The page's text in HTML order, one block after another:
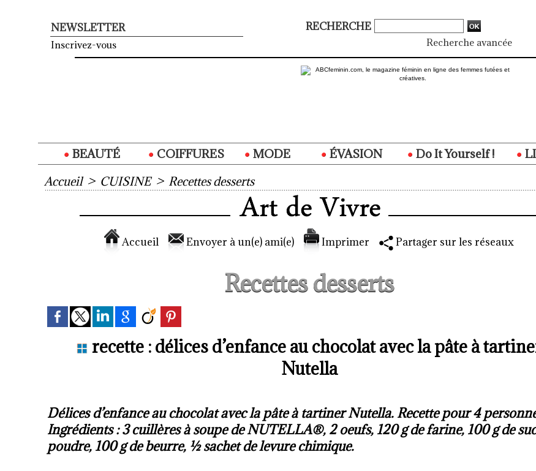
NEWSLETTER
Inscrivez-vous
RECHERCHE
Recherche avancée
BEAUTÉ COIFFURES MODE ÉVASION Do It Yourself !
Accueil > CUISINE > Recettes desserts
Accueil Envoyer à un(e) ami(e) Imprimer Partager sur les réseaux
Recettes desserts
recette : délices d’enfance au chocolat avec la pâte à
Nutella
Délices d’enfance au chocolat avec la pâte à tartiner Nutella. Recette pour 4
Ingrédients : 3 cuillères à soupe de NUTELLA®, 2 oeufs, 120 g de farine, 100 g de
poudre, 100 g de beurre, ½ sachet de levure chimique.